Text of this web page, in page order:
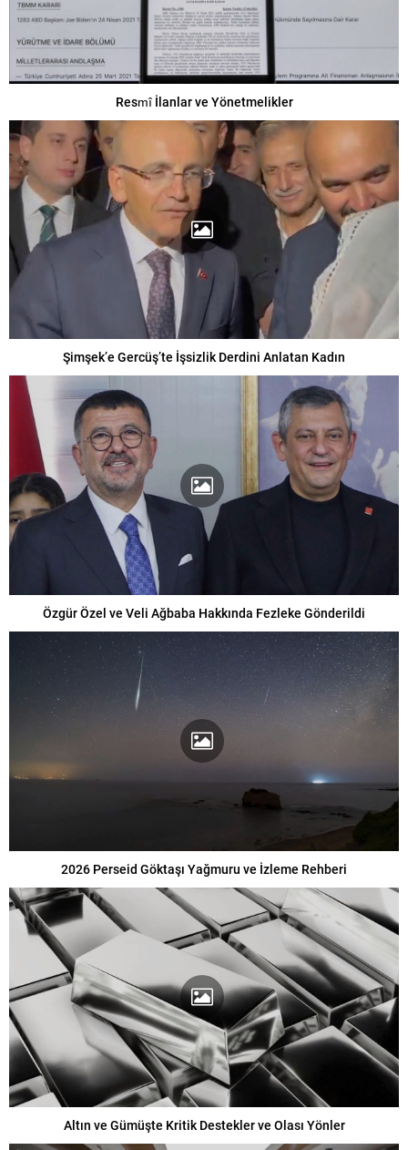
Resmî İlanlar ve Yönetmelikler
Şimşek’e Gercüş’te İşsizlik Derdini Anlatan Kadın
Özgür Özel ve Veli Ağbaba Hakkında Fezleke Gönderildi
2026 Perseid Göktaşı Yağmuru ve İzleme Rehberi
Altın ve Gümüşte Kritik Destekler ve Olası Yönler